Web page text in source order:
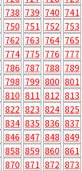
738 739 740 741
750 751 752 753
762 763 764 765
774 775 776 777
786 787 788 789
798 799 800 801
810 811 812 813
822 823 824 825
834 835 836 837
846 847 848 849
858 859 860 861
870 871 872 873